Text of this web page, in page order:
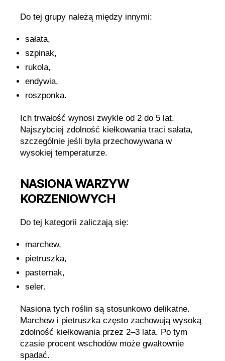
Do tej grupy należą między innymi:
sałata,
szpinak,
rukola,
endywia,
roszponka.
Ich trwałość wynosi zwykle od 2 do 5 lat.
Najszybciej zdolność kiełkowania traci sałata,
szczególnie jeśli była przechowywana w
wysokiej temperaturze.
NASIONA WARZYW
KORZENIOWYCH
Do tej kategorii zaliczają się:
marchew,
pietruszka,
pasternak,
seler.
Nasiona tych roślin są stosunkowo delikatne.
Marchew i pietruszka często zachowują wysoką
zdolność kiełkowania przez 2–3 lata. Po tym
czasie procent wschodów może gwałtownie
spadać.